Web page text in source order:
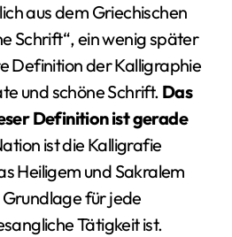
aus dem Griechischen
Schrift“, ein wenig später
Definition der Kalligraphie
und schöne Schrift. Das
Definition ist gerade
ist die Kalligrafie
Heiligem und Sakralem
für jede
Tätigkeit ist.